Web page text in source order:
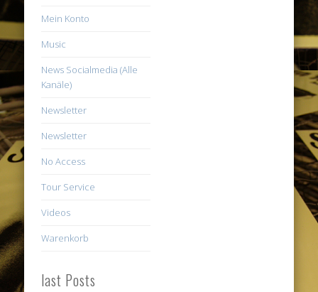
Mein Konto
Music
News Socialmedia (Alle
Kanäle)
Newsletter
Newsletter
No Access
Tour Service
Videos
Warenkorb
last Posts